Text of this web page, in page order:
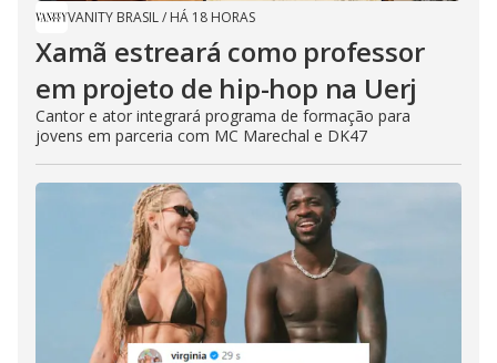
VANITY BRASIL/ HÁ 18 HORAS
Xamã estreará como professor
em projeto de hip-hop na Uerj
Cantor e ator integrará programa de formação para
jovens em parceria com MC Marechal e DK47